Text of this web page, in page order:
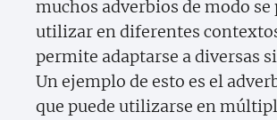
muchos adverbios de modo se
utilizar en diferentes
permite adaptarse a diversas
Un ejemplo de esto es el
que puede utilizarse en